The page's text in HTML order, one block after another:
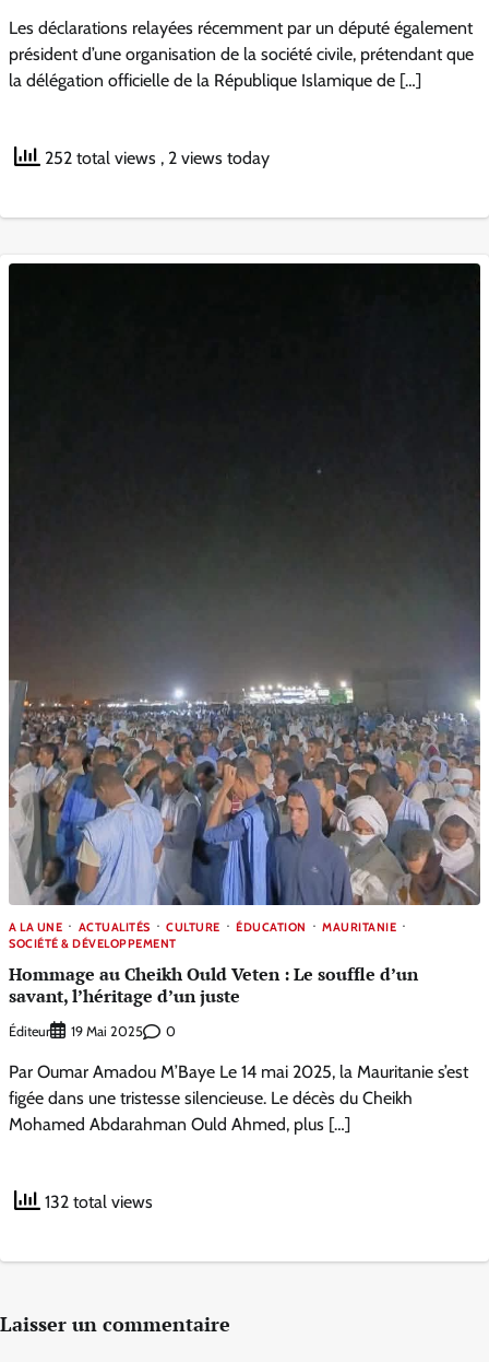
Les déclarations relayées récemment par un député également
président d’une organisation de la société civile, prétendant que
la délégation officielle de la République Islamique de […]
252 total views , 2 views today
A LA UNE ACTUALITÉS CULTURE ÉDUCATION
MAURITANIE
SOCIÉTÉ & DÉVELOPPEMENT
Hommage au Cheikh Ould Veten : Le souffle d’un
savant, l’héritage d’un juste
Éditeur 19 Mai 2025 0
Par Oumar Amadou M’Baye Le 14 mai 2025, la Mauritanie s’est
figée dans une tristesse silencieuse. Le décès du Cheikh
Mohamed Abdarahman Ould Ahmed, plus […]
132 total views
Laisser un commentaire